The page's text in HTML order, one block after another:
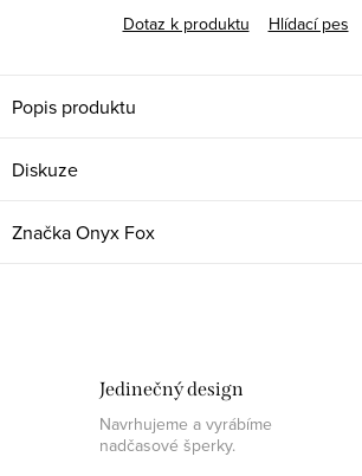
Dotaz k produktu
Hlídací pes
Popis produktu
Diskuze
ZnačkaOnyx Fox
Jedinečný design
Navrhujeme a vyrábíme
nadčasové šperky.